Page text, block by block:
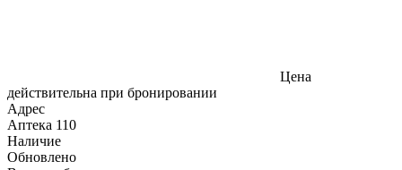
Цена
действительна при бронировании
Адрес
Аптека 110
Наличие
Обновлено